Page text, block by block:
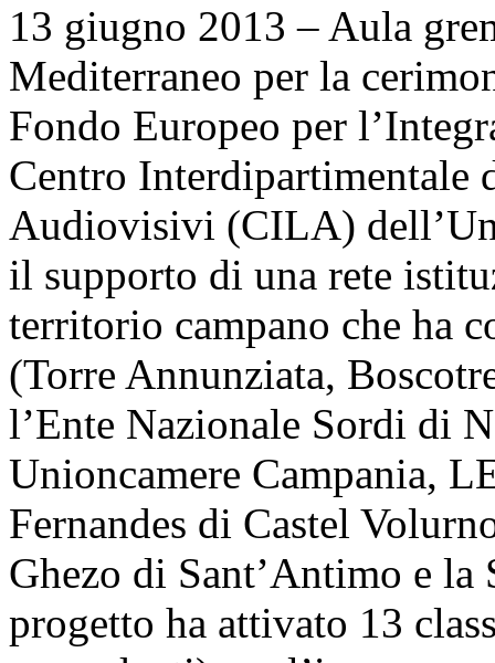
13 giugno 2013 – Aula
Mediterraneo per la
Fondo Europeo per
Centro
Audiovisivi (CILA)
il supporto di una rete
territorio campano che ha
(Torre Annunziata,
l’Ente Nazionale Sordi di
Unioncamere Campania,
Fernandes di Castel
Ghezo di Sant’Antimo e
progetto ha attivato 13